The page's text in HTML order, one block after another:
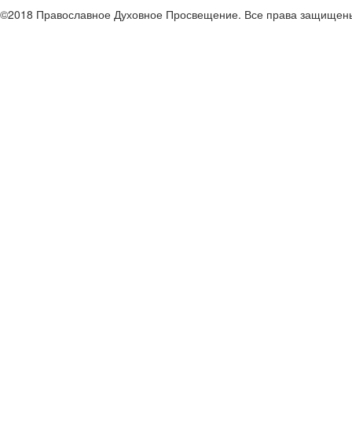
©2018 Православное Духовное Просвещение. Все права